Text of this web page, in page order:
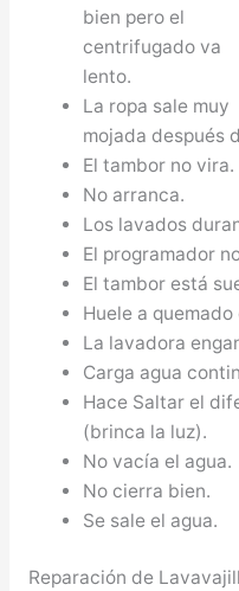
bien pero el
centrifugado va
lento.
La ropa sale muy
mojada después
El tambor no vira.
No arranca.
Los lavados
El programador
El tambor está
Huele a
La lavadora
Carga agua
Hace Saltar el
(brinca la luz).
No vacía el agua.
No cierra bien.
Se sale el agua.
Reparación de